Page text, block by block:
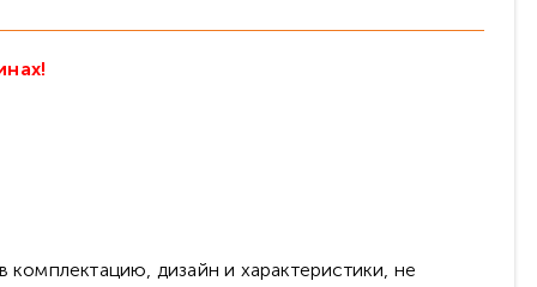
дизайн и характеристики, не